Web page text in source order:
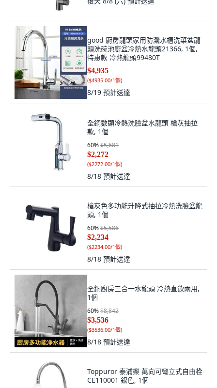
good 廚房龍頭家用防濺水槽洗菜盆龍
頭洗碗池廚盆冷熱水龍頭21366, 1個,
特惠款 冷熱龍頭99480T
$4,935
($4935.00/1個)
8/19 預計送達
全銅數顯冷熱洗臉盆水龍頭 槍灰抽拉
款, 1個
60%$5,681
$2,272
($2272.00/1個)
8/18 預計送達
槍灰色多功能升降式抽拉冷熱洗臉盆龍
頭, 1個
60%$5,586
$2,234
($2234.00/1個)
8/18 預計送達
全銅廚房三合一水龍頭 冷熱直飲兩用,
1個
60%$8,842
$3,536
($3536.00/1個)
8/18 預計送達
Toppuror 泰浦樂 萬向可彎立式自由栓
CE110001 銀色, 1個